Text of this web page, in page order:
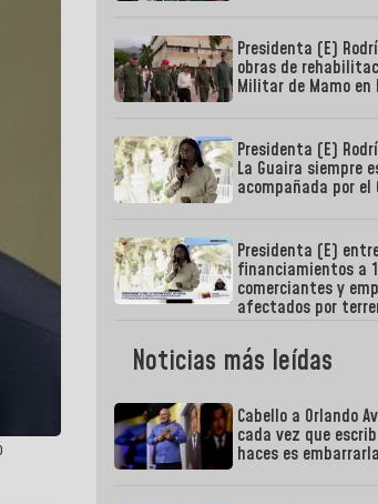
Presidenta (E)
obras de
Militar de Mamo en
Presidenta (E)
La Guaira siempre
acompañada por el
Presidenta (E)
financiamientos a
comerciantes y
afectados por
Noticias más leídas
Cabello a Orlando
cada vez que
haces es embarrarla